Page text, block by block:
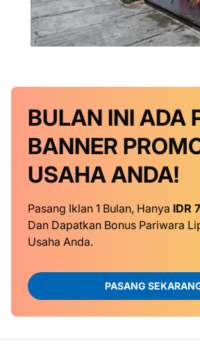
BULAN INI ADA
BANNER
USAHA ANDA!
Pasang Iklan 1 Bulan, Hanya IDR
Dan Dapatkan Bonus Pariwara
Usaha Anda.
PASANG